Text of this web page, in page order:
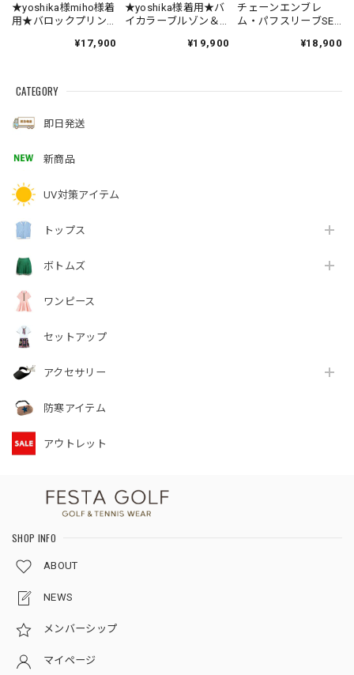
★yoshika様miho様着
用★バロックプリン
UP (ポロシャツ/プリ
¥17,900
★yoshika様着用★バ
イカラーブルゾン＆
¥19,900
チェーンエンブレ
ム・パフスリーブSET
¥18,900
CATEGORY
即日発送
新商品
UV対策アイテム
トップス
ボトムズ
ワンピース
セットアップ
アクセサリー
防寒アイテム
アウトレット
SHOP INFO
ABOUT
NEWS
メンバーシップ
マイページ